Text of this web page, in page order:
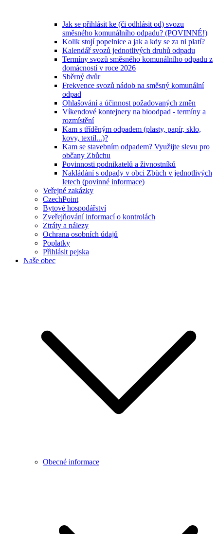
Jak se přihlásit ke (či odhlásit od) svozu
směsného komunálního odpadu? (POVINNÉ!)
Kolik stojí popelnice a jak a kdy se za ni platí?
Kalendář svozů jednotlivých druhů odpadu
Termíny svozů směsného komunálního odpadu z
domácností v roce 2026
Sběrný dvůr
Frekvence svozů nádob na směsný komunální
odpad
Ohlašování a účinnost požadovaných změn
Víkendové kontejnery na bioodpad - termíny a
rozmístění
Kam s tříděným odpadem (plasty, papír, sklo,
kovy, textil...)?
Kam se stavebním odpadem? Využijte slevu pro
občany Zbůchu
Povinnosti podnikatelů a živnostníků
Nakládání s odpady v obci Zbůch v jednotlivých
letech (povinné informace)
Veřejné zakázky
CzechPoint
Bytové hospodářství
Zveřejňování informací o kontrolách
Ztráty a nálezy
Ochrana osobních údajů
Poplatky
Přihlásit pejska
Naše obec
Obecné informace